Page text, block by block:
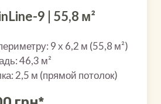
9 | 55,8 м²
9 х 6,2 м (55,8 м²)
46,3 м²
2,5 м (прямой потолок)